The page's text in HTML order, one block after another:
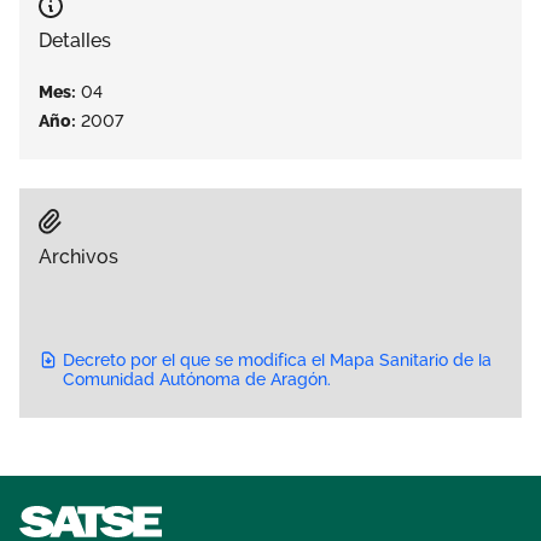
Empleo
Documentos
Detalles
Mes: 04
Año: 2007
Archivos
Decreto por el que se modifica el Mapa Sanitario de la
Comunidad Autónoma de Aragón.